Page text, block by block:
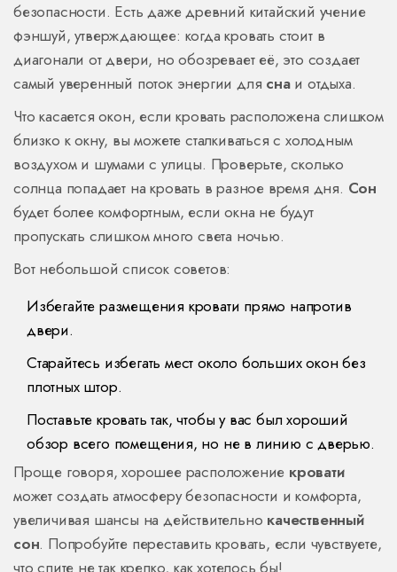
безопасности. Есть даже древний китайский учение
фэншуй, утверждающее: когда кровать стоит в
диагонали от двери, но обозревает её, это создает
самый уверенный поток энергии для снаи отдыха.
Что касается окон, если кровать расположена слишком
близко к окну, вы можете сталкиваться с холодным
воздухом и шумами с улицы. Проверьте, сколько
солнца попадает на кровать в разное время дня. Сон
будет более комфортным, если окна не будут
пропускать слишком много света ночью.
Вот небольшой список советов:
Избегайте размещения кровати прямо напротив
двери.
Старайтесь избегать мест около больших окон без
плотных штор.
Поставьте кровать так, чтобы у вас был хороший
обзор всего помещения, но не в линию с дверью.
Проще говоря, хорошее расположение кровати
может создать атмосферу безопасности и комфорта,
увеличивая шансы на действительно качественный
сон. Попробуйте переставить кровать, если чувствуете,
что спите не так крепко, как хотелось бы!